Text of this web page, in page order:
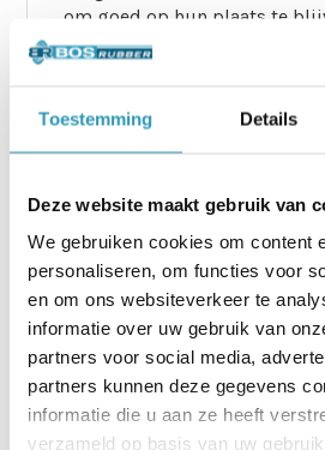
Toestemming Details
Deze website maakt gebruik van
We gebruiken cookies om content
personaliseren, om functies voor
en om ons websiteverkeer te
informatie over uw gebruik van
partners voor social media,
partners kunnen deze gegevens
informatie die u aan ze heeft
verzameld op basis van uw
om goed op hun plaats te
ondergrond glad is of als je
wilt, kun je een antislip-
permanent hoeft te
gevallen kun je ook
zetten.
Stap 4 installeren
puzzelmatten: Het
Het onderhoud van tatami
eenvoudig. Gebruik een
dagelijks vuil en een lichte
voor reiniging. Zorg ervoor